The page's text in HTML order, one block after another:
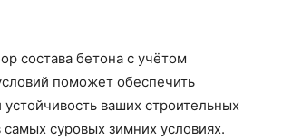
состава бетона с учётом
поможет обеспечить
устойчивость ваших строительных
суровых зимних условиях.